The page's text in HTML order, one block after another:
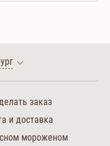
заказ
и доставка
мороженом